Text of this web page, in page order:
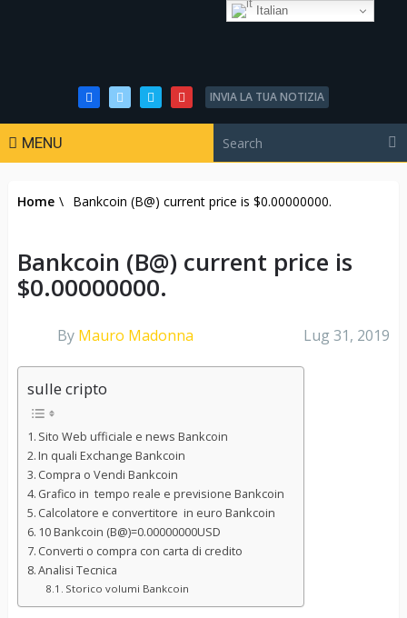
INVIA LA TUA NOTIZIA
MENU
Home \ Bankcoin (B@) current price is $0.00000000.
Bankcoin (B@) current price is
$0.00000000.
By Mauro Madonna Lug 31, 2019
sulle cripto
Sito Web ufficiale e news Bankcoin
In quali Exchange Bankcoin
Compra o Vendi Bankcoin
Grafico in tempo reale e previsione Bankcoin
Calcolatore e convertitore in euro Bankcoin
10 Bankcoin (B@)=0.00000000USD
Converti o compra con carta di credito
Analisi Tecnica
Storico volumi Bankcoin
Italian